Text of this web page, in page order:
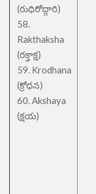
(రుధిరోద్గారి)
58.
Rakthaksha
(రక్తాక్ష)
59. Krodhana
(క్రోధన)
60. Akshaya
(క్షయ)